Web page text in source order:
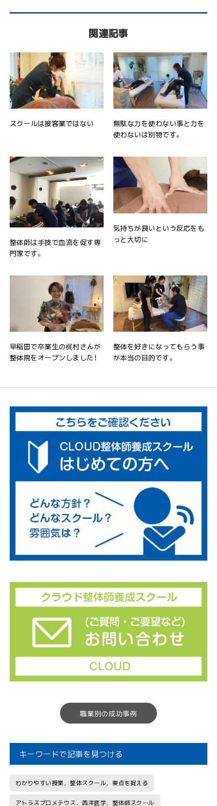
関連記事
スクールは接客業ではない
無駄な力を使わない事と力を
使わないは別物です。
整体師は手技で血流を促す専
門家です。
気持ちが良いという反応をも
っと大切に
早稲田で卒業生の梶村さんが
整体院をオープンしました！
整体を好きになってもらう事
が本当の目的です。
職業別の成功事例
キーワードで記事を見つける
わかりやすい授業，整体スクール，要点を捉える
アトラスプロメテウス，西洋医学，整体師スクール